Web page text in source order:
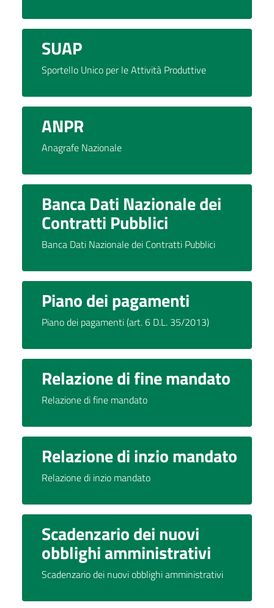
SUAP
Sportello Unico per le Attività Produttive
ANPR
Anagrafe Nazionale
Banca Dati Nazionale dei
Contratti Pubblici
Banca Dati Nazionale dei Contratti Pubblici
Piano dei pagamenti
Piano dei pagamenti (art. 6 D.L. 35/2013)
Relazione di fine mandato
Relazione di fine mandato
Relazione di inzio mandato
Relazione di inzio mandato
Scadenzario dei nuovi
obblighi amministrativi
Scadenzario dei nuovi obblighi amministrativi